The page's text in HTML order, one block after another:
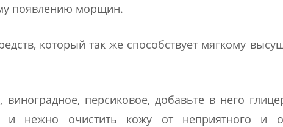
появлению морщин.
который так же способствует мягкому
персиковое, добавьте в него
и нежно очистить кожу от неприятного и